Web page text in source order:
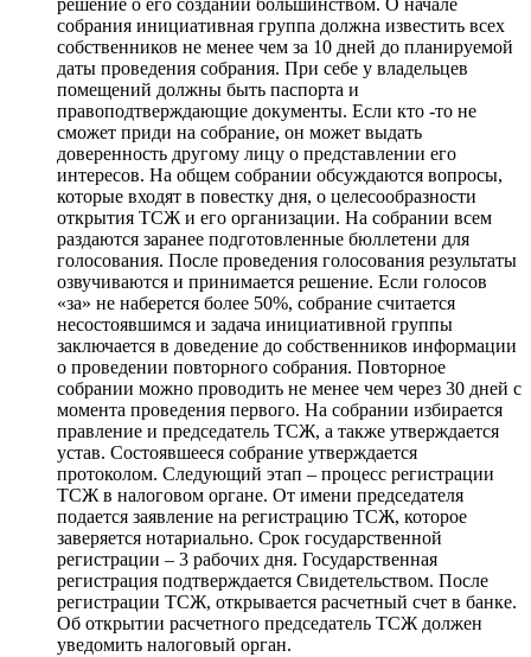
решение о его создании большинством. О начале
собрания инициативная группа должна известить всех
собственников не менее чем за 10 дней до планируемой
даты проведения собрания. При себе у владельцев
помещений должны быть паспорта и
правоподтверждающие документы. Если кто -то не
сможет приди на собрание, он может выдать
доверенность другому лицу о представлении его
интересов. На общем собрании обсуждаются вопросы,
которые входят в повестку дня, о целесообразности
открытия ТСЖ и его организации. На собрании всем
раздаются заранее подготовленные бюллетени для
голосования. После проведения голосования результаты
озвучиваются и принимается решение. Если голосов
«за» не наберется более 50%, собрание считается
несостоявшимся и задача инициативной группы
заключается в доведение до собственников информации
о проведении повторного собрания. Повторное
собрании можно проводить не менее чем через 30 дней с
момента проведения первого. На собрании избирается
правление и председатель ТСЖ, а также утверждается
устав. Состоявшееся собрание утверждается
протоколом. Следующий этап – процесс регистрации
ТСЖ в налоговом органе. От имени председателя
подается заявление на регистрацию ТСЖ, которое
заверяется нотариально. Срок государственной
регистрации – 3 рабочих дня. Государственная
регистрация подтверждается Свидетельством. После
регистрации ТСЖ, открывается расчетный счет в банке.
Об открытии расчетного председатель ТСЖ должен
уведомить налоговый орган.